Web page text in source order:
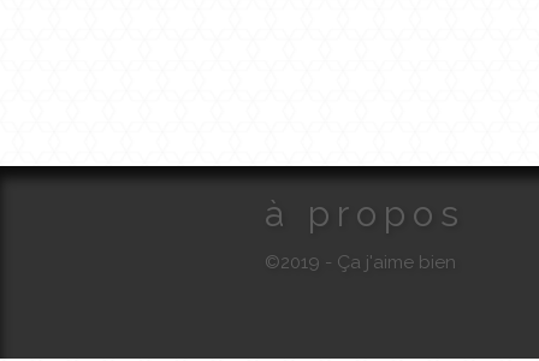
à propos
©2019 - Ça j'aime bien